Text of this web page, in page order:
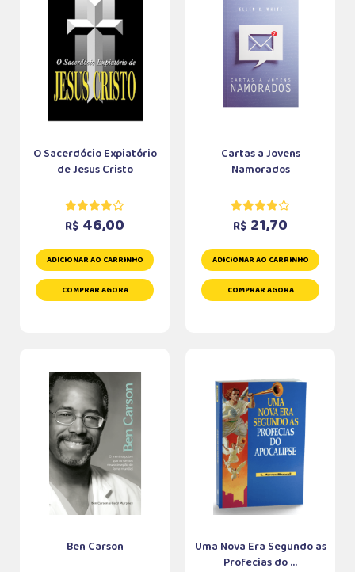
O Sacerdócio Expiatório
de Jesus Cristo
R$ 46,00
ADICIONAR AO CARRINHO
COMPRAR AGORA
Cartas a Jovens
Namorados
R$ 21,70
ADICIONAR AO CARRINHO
COMPRAR AGORA
Ben Carson
Uma Nova Era Segundo as
Profecias do ...